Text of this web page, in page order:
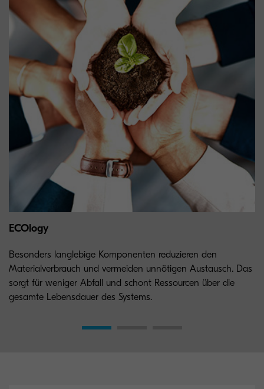
ECOlogy
Besonders langlebige Komponenten reduzieren den
Materialverbrauch und vermeiden unnötigen Austausch. Das
sorgt für weniger Abfall und schont Ressourcen über die
gesamte Lebensdauer des Systems.